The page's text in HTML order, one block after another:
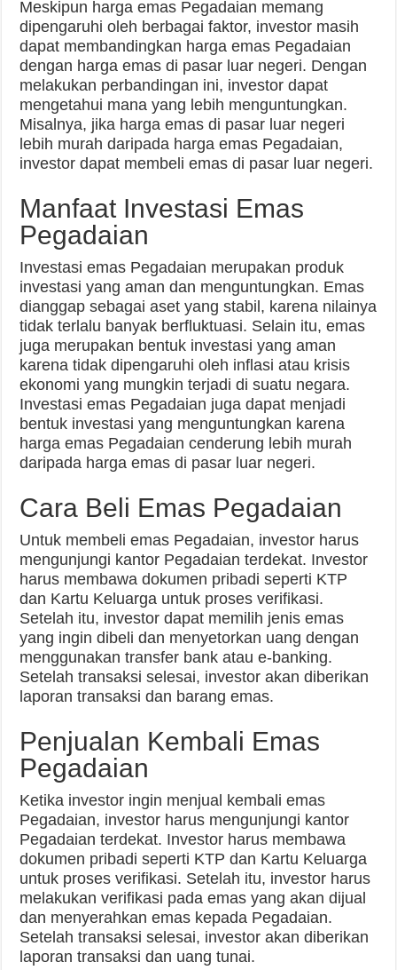
Meskipun harga emas Pegadaian memang
dipengaruhi oleh berbagai faktor, investor masih
dapat membandingkan harga emas Pegadaian
dengan harga emas di pasar luar negeri. Dengan
melakukan perbandingan ini, investor dapat
mengetahui mana yang lebih menguntungkan.
Misalnya, jika harga emas di pasar luar negeri
lebih murah daripada harga emas Pegadaian,
investor dapat membeli emas di pasar luar negeri.
Manfaat Investasi Emas
Pegadaian
Investasi emas Pegadaian merupakan produk
investasi yang aman dan menguntungkan. Emas
dianggap sebagai aset yang stabil, karena nilainya
tidak terlalu banyak berfluktuasi. Selain itu, emas
juga merupakan bentuk investasi yang aman
karena tidak dipengaruhi oleh inflasi atau krisis
ekonomi yang mungkin terjadi di suatu negara.
Investasi emas Pegadaian juga dapat menjadi
bentuk investasi yang menguntungkan karena
harga emas Pegadaian cenderung lebih murah
daripada harga emas di pasar luar negeri.
Cara Beli Emas Pegadaian
Untuk membeli emas Pegadaian, investor harus
mengunjungi kantor Pegadaian terdekat. Investor
harus membawa dokumen pribadi seperti KTP
dan Kartu Keluarga untuk proses verifikasi.
Setelah itu, investor dapat memilih jenis emas
yang ingin dibeli dan menyetorkan uang dengan
menggunakan transfer bank atau e-banking.
Setelah transaksi selesai, investor akan diberikan
laporan transaksi dan barang emas.
Penjualan Kembali Emas
Pegadaian
Ketika investor ingin menjual kembali emas
Pegadaian, investor harus mengunjungi kantor
Pegadaian terdekat. Investor harus membawa
dokumen pribadi seperti KTP dan Kartu Keluarga
untuk proses verifikasi. Setelah itu, investor harus
melakukan verifikasi pada emas yang akan dijual
dan menyerahkan emas kepada Pegadaian.
Setelah transaksi selesai, investor akan diberikan
laporan transaksi dan uang tunai.